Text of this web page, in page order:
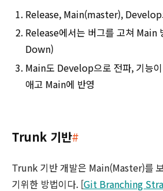
Release, Main(master), Develop
Release에서는 버그를 고쳐 Main
Down)
Main도 Develop으로 전파, 기능
애고 Main에 반영
Trunk 기반#
Trunk 기반 개발은 Main(Master)를
기위한 방법이다. [Git Branching